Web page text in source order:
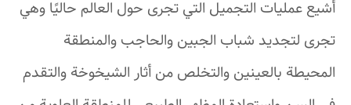
أشيع عمليات التجميل التي تجرى حول العالم حاليًا وهي
تجرى لتجديد شباب الجبين والحاجب والمنطقة
المحيطة بالعينين والتخلص من أثار الشيخوخة والتقدم